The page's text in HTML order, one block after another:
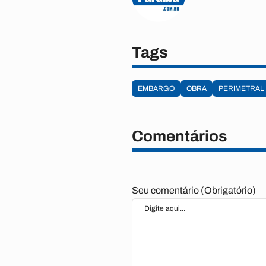
Tags
EMBARGO OBRA PERIMETRAL
Comentários
Seu comentário (Obrigatório)